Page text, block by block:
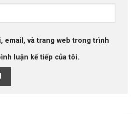
email, và trang web trong trình
luận kế tiếp của tôi.